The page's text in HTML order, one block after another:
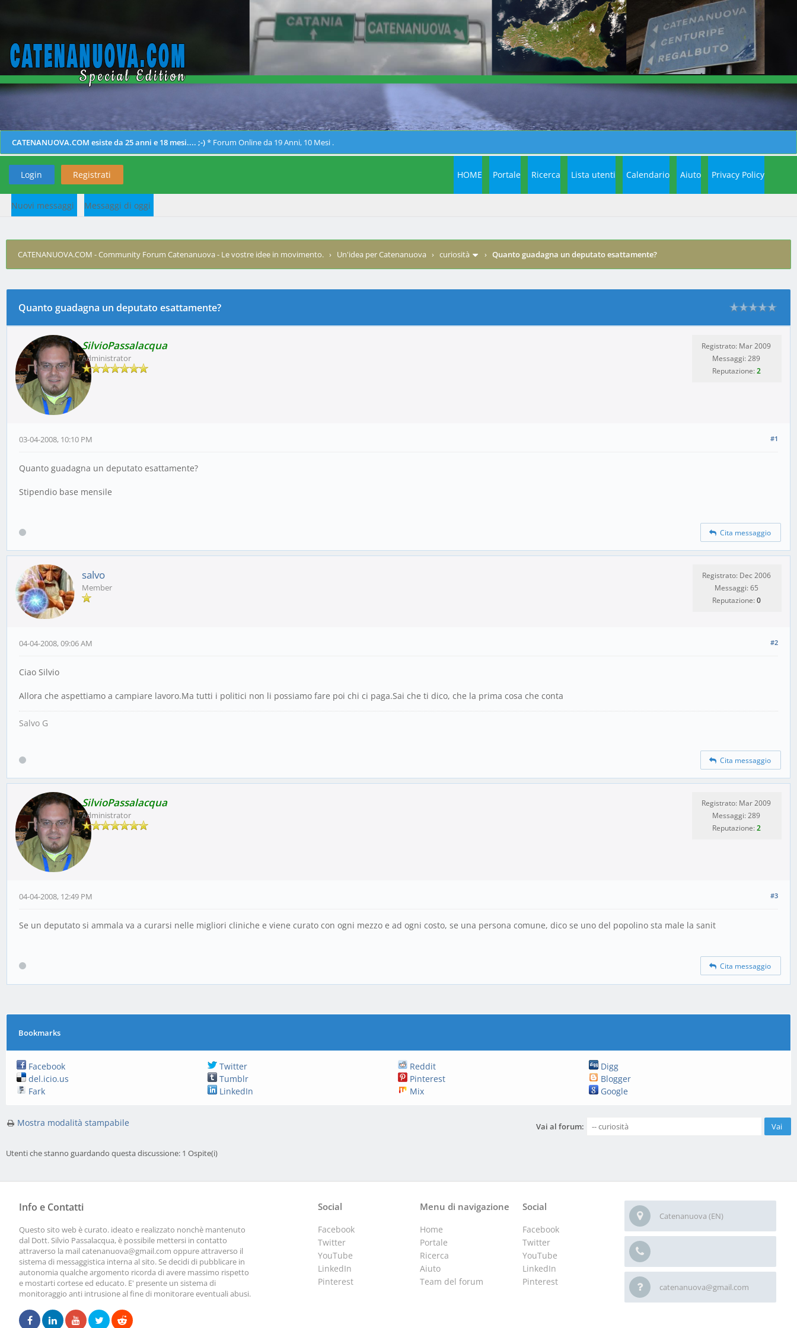
CATENANUOVA.COM esiste da 25 anni e 18 mesi.... ;-)* Forum Online da 19 Anni, 10 Mesi .
Login Registrati HOME Portale Ricerca Lista utenti Calendario Aiuto Privacy Policy
Nuovi messaggi Messaggi di oggi
CATENANUOVA.COM - Community Forum Catenanuova - Le vostre idee in movimento. › Un'idea per Catenanuova › curiosità › Quanto guadagna un deputato esattamente?
0 voto(i) - 0 media
1
2
3
4
5
Quanto guadagna un deputato esattamente?
SilvioPassalacqua
Administrator
Registrato: Mar 2009
Messaggi: 289
Reputazione: 2
#1
03-04-2008, 10:10 PM
Quanto guadagna un deputato esattamente?
Stipendio base mensile
Cita messaggio
salvo
Member
Registrato: Dec 2006
Messaggi: 65
Reputazione: 0
#2
04-04-2008, 09:06 AM
Ciao Silvio
Allora che aspettiamo a campiare lavoro.Ma tutti i politici non li possiamo fare poi chi ci paga.Sai che ti dico, che la prima cosa che conta
Salvo G
Cita messaggio
SilvioPassalacqua
Administrator
Registrato: Mar 2009
Messaggi: 289
Reputazione: 2
#3
04-04-2008, 12:49 PM
Se un deputato si ammala va a curarsi nelle migliori cliniche e viene curato con ogni mezzo e ad ogni costo, se una persona comune, dico se uno del popolino sta male la sanit
Cita messaggio
Bookmarks
Facebook Twitter Reddit
Digg
del.icio.us
Tumblr Pinterest
Blogger
Fark
LinkedIn Mix Google
Mostra modalità stampabile Vai al forum:
Utenti che stanno guardando questa discussione: 1 Ospite(i)
Info e Contatti
Questo sito web è curato. ideato e realizzato nonchè mantenuto
dal Dott. Silvio Passalacqua, è possibile mettersi in contatto
attraverso la mail catenanuova@gmail.com oppure attraverso il
sistema di messaggistica interna al sito. Se decidi di pubblicare in
autonomia qualche argomento ricorda di avere massimo rispetto
e mostarti cortese ed educato. E' presente un sistema di
monitoraggio anti intrusione al fine di monitorare eventuali abusi.
Catenanuova (EN)
catenanuova@gmail.com
Social
Facebook
Twitter
YouTube
LinkedIn
Pinterest
Menu di navigazione
Home
Portale
Ricerca
Aiuto
Team del forum
Social
Facebook
Twitter
YouTube
LinkedIn
Pinterest